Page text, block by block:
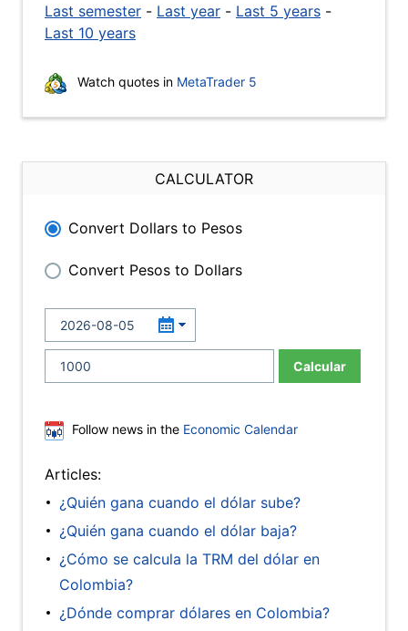
Last semester - Last year - Last 5 years -
Last 10 years
Watch quotes in MetaTrader 5
CALCULATOR
Convert Dollars to Pesos
Convert Pesos to Dollars
Calcular
Follow news in the Economic Calendar
Articles:
¿Quién gana cuando el dólar sube?
¿Quién gana cuando el dólar baja?
¿Cómo se calcula la TRM del dólar en
Colombia?
¿Dónde comprar dólares en Colombia?